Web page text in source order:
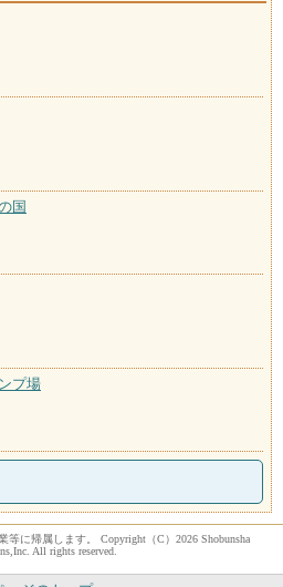
国
プ場
に帰属します。 Copyright（C）2026 Shobunsha
All rights reserved.